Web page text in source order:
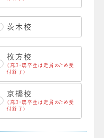
茨木校
枚方校
（高3・既卒生は定員のため受
付終了）
京橋校
（高3・既卒生は定員のため受
付終了）